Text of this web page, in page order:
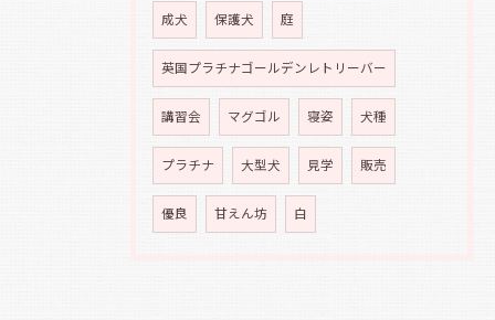
成犬 保護犬 庭
英国プラチナゴールデンレトリーバー
講習会 マグゴル 寝姿 犬種
プラチナ 大型犬 見学 販売
優良 甘えん坊 白